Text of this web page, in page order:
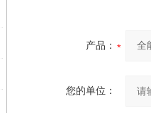
产品：
您的单位：